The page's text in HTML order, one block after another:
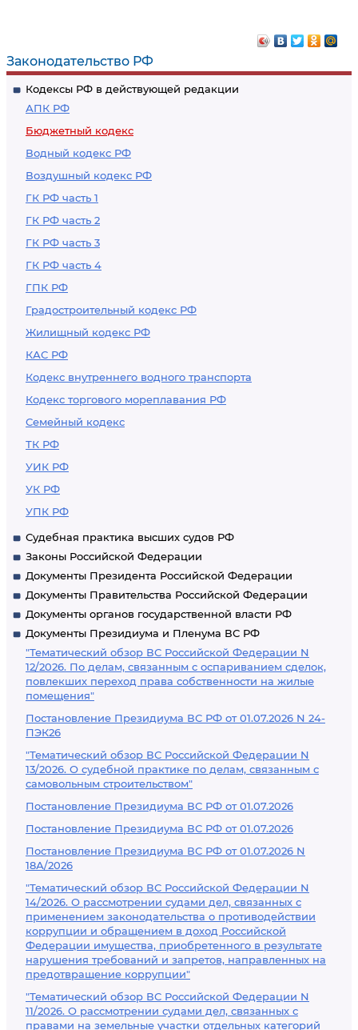
Законодательство РФ
Кодексы РФ в действующей редакции
АПК РФ
Бюджетный кодекс
Водный кодекс РФ
Воздушный кодекс РФ
ГК РФ часть 1
ГК РФ часть 2
ГК РФ часть 3
ГК РФ часть 4
ГПК РФ
Градостроительный кодекс РФ
Жилищный кодекс РФ
КАС РФ
Кодекс внутреннего водного транспорта
Кодекс торгового мореплавания РФ
Семейный кодекс
ТК РФ
УИК РФ
УК РФ
УПК РФ
Судебная практика высших судов РФ
Законы Российской Федерации
Документы Президента Российской Федерации
Документы Правительства Российской Федерации
Документы органов государственной власти РФ
Документы Президиума и Пленума ВС РФ
"Тематический обзор ВС Российской Федерации N
12/2026. По делам, связанным с оспариванием сделок,
повлекших переход права собственности на жилые
помещения"
Постановление Президиума ВС РФ от 01.07.2026 N 24-
ПЭК26
"Тематический обзор ВС Российской Федерации N
13/2026. О судебной практике по делам, связанным с
самовольным строительством"
Постановление Президиума ВС РФ от 01.07.2026
Постановление Президиума ВС РФ от 01.07.2026
Постановление Президиума ВС РФ от 01.07.2026 N
18А/2026
"Тематический обзор ВС Российской Федерации N
14/2026. О рассмотрении судами дел, связанных с
применением законодательства о противодействии
коррупции и обращением в доход Российской
Федерации имущества, приобретенного в результате
нарушения требований и запретов, направленных на
предотвращение коррупции"
"Тематический обзор ВС Российской Федерации N
11/2026. О рассмотрении судами дел, связанных с
правами на земельные участки отдельных категорий
субъектов
Российской
Федерации